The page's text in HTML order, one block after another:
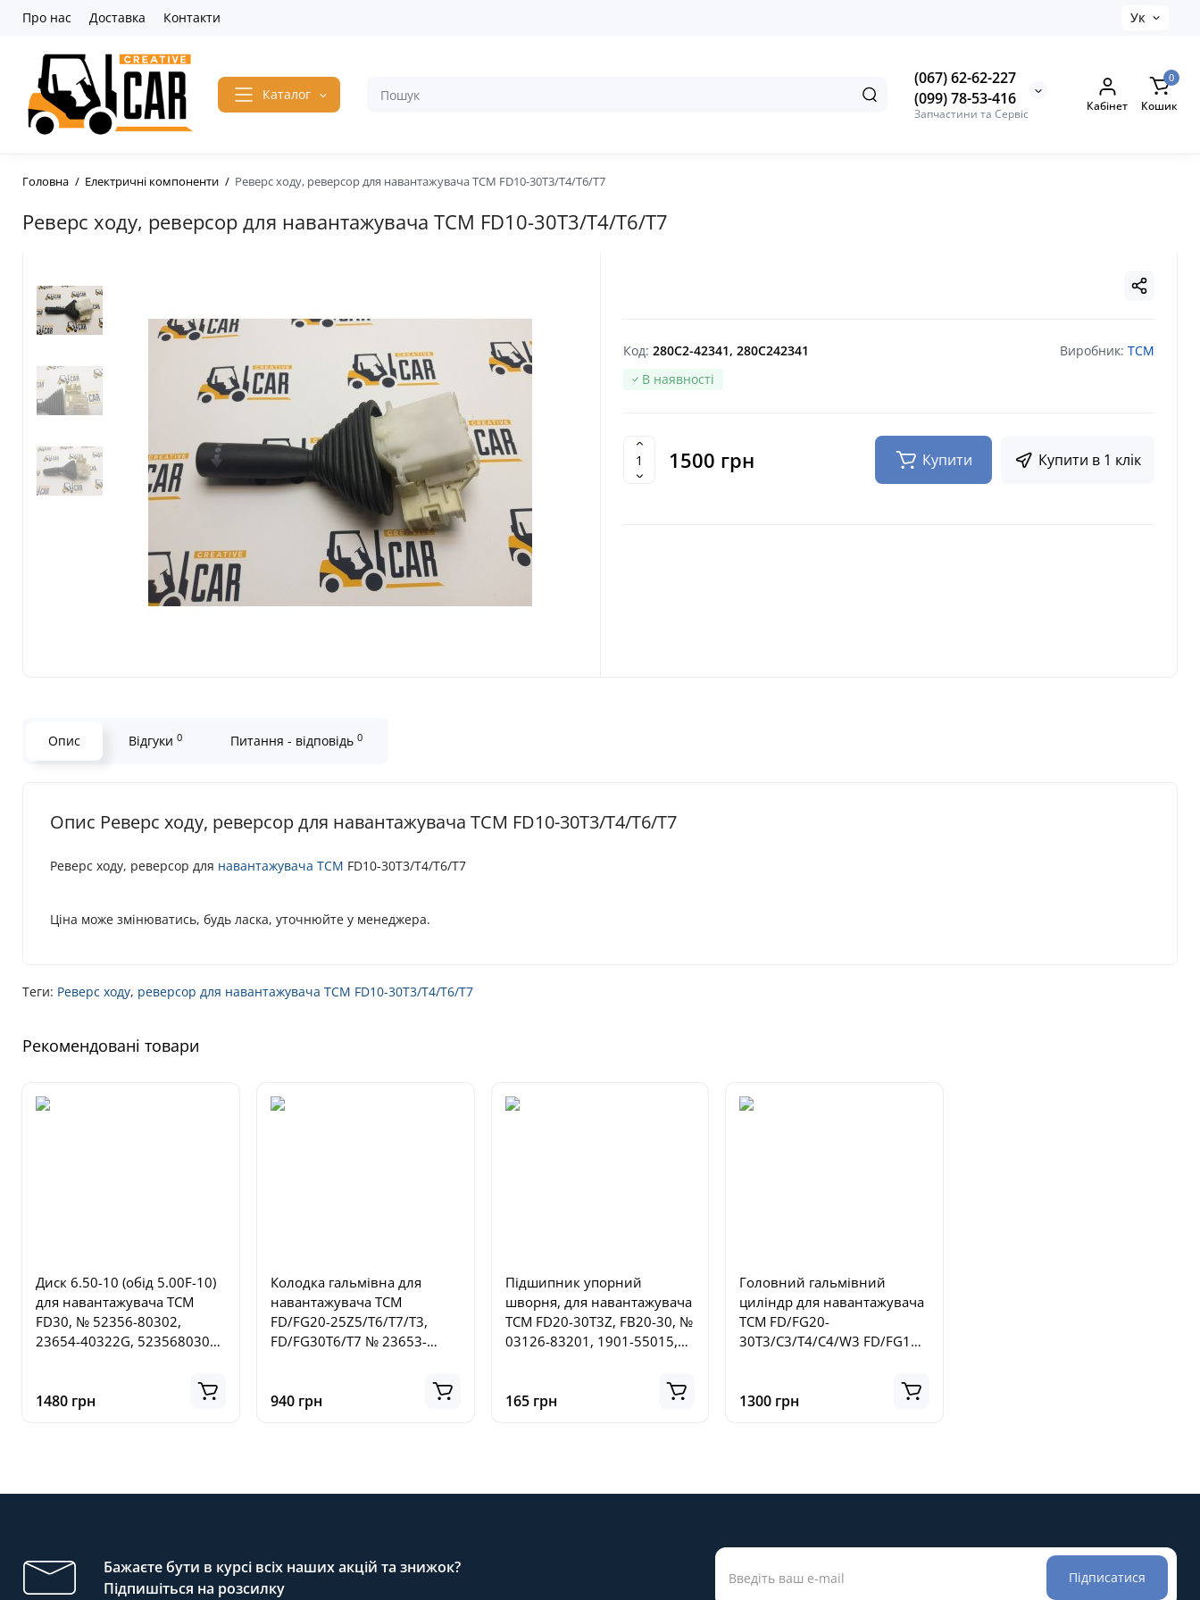
Про нас Доставка Контакти Ук
Каталог
(067) 62-62-227
(099) 78-53-416
Запчастини та Сервіс Кабінет
0
Кошик
Головна Електричні компоненти Реверс ходу, реверсор для навантажувача TCM FD10-30T3/T4/T6/T7
Реверс ходу, реверсор для навантажувача TCM FD10-30T3/T4/T6/T7
Код: 280C2-42341, 280C242341 Виробник: TCM
В наявності
1500 грн Купити Купити в 1 клік
Опис Відгуки 0 Питання - відповідь 0
Опис Реверс ходу, реверсор для навантажувача TCM FD10-30T3/T4/T6/T7
Реверс ходу, реверсор для навантажувача TCM FD10-30T3/T4/T6/T7
Ціна може змінюватись, будь ласка, уточнюйте у менеджера.
Теги: Реверс ходу, реверсор для навантажувача TCM FD10-30T3/T4/T6/T7
Рекомендовані товари
Диск 6.50-10 (обід 5.00F-10)
для навантажувача TCM
FD30, № 52356-80302,
23654-40322G, 5235680302,
1480 грн
Колодка гальмівна для
навантажувача TCM
FD/FG20-25Z5/T6/T7/T3,
FD/FG30T6/T7 № 23653-
940 грн
Підшипник упорний
шворня, для навантажувача
ТСМ FD20-30T3Z, FB20-30, №
03126-83201, 1901-55015,
165 грн
Головний гальмівний
циліндр для навантажувача
TCM FD/FG20-
30T3/C3/T4/C4/W3 FD/FG10-
1300 грн
Бажаєте бути в курсі всіх наших акцій та знижок?
Підпишіться на розсилку
Підписатися